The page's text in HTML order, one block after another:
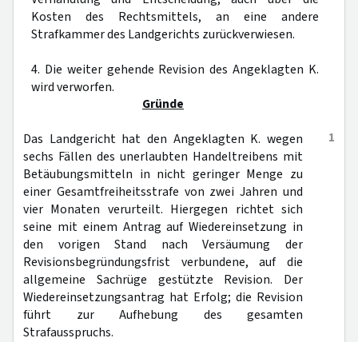
Kosten des Rechtsmittels, an eine andere
Strafkammer des Landgerichts zurückverwiesen.
4. Die weiter gehende Revision des Angeklagten K.
wird verworfen.
Gründe
1
Das Landgericht hat den Angeklagten K. wegen
sechs Fällen des unerlaubten Handeltreibens mit
Betäubungsmitteln in nicht geringer Menge zu
einer Gesamtfreiheitsstrafe von zwei Jahren und
vier Monaten verurteilt. Hiergegen richtet sich
seine mit einem Antrag auf Wiedereinsetzung in
den vorigen Stand nach Versäumung der
Revisionsbegründungsfrist verbundene, auf die
allgemeine Sachrüge gestützte Revision. Der
Wiedereinsetzungsantrag hat Erfolg; die Revision
führt zur Aufhebung des gesamten
Strafausspruchs.